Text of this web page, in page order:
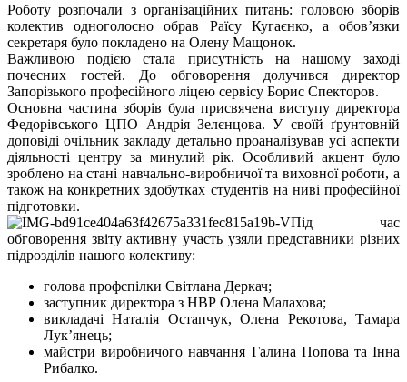
Роботу розпочали з організаційних питань: головою зборів
колектив одноголосно обрав Раїсу Кугаєнко, а обов’язки
секретаря було покладено на Олену Мащонок.
Важливою подією стала присутність на нашому заході
почесних гостей. До обговорення долучився директор
Запорізького професійного ліцею сервісу Борис Спекторов.
Основна частина зборів була присвячена виступу директора
Федорівського ЦПО Андрія Зелєнцова. У своїй ґрунтовній
доповіді очільник закладу детально проаналізував усі аспекти
діяльності центру за минулий рік. Особливий акцент було
зроблено на стані навчально-виробничої та виховної роботи, а
також на конкретних здобутках студентів на ниві професійної
підготовки.
Під час
обговорення звіту активну участь узяли представники різних
підрозділів нашого колективу:
голова профспілки Світлана Деркач;
заступник директора з НВР Олена Малахова;
викладачі Наталія Остапчук, Олена Рекотова, Тамара
Лук’янець;
майстри виробничого навчання Галина Попова та Інна
Рибалко.